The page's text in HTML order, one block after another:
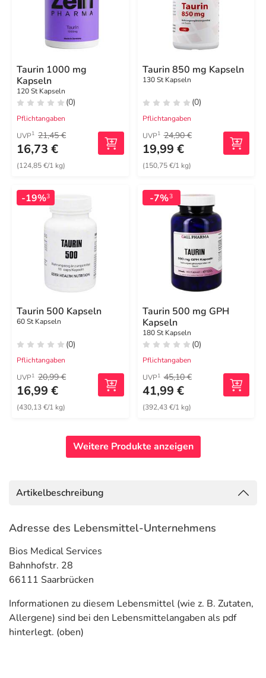
Taurin 1000 mg
Kapseln
120 St Kapseln
(0)
Pflichtangaben
UVP1 21,45 €
16,73 €
(124,85 €/1 kg)
Taurin 850 mg Kapseln
130 St Kapseln
(0)
Pflichtangaben
UVP1 24,90 €
19,99 €
(150,75 €/1 kg)
-19%3
Taurin 500 Kapseln
60 St Kapseln
(0)
Pflichtangaben
UVP1 20,99 €
16,99 €
(430,13 €/1 kg)
-7%3
Taurin 500 mg GPH
Kapseln
180 St Kapseln
(0)
Pflichtangaben
UVP1 45,10 €
41,99 €
(392,43 €/1 kg)
Weitere Produkte anzeigen
Artikelbeschreibung
Adresse des Lebensmittel-Unternehmens
Bios Medical Services
Bahnhofstr. 28
66111 Saarbrücken
Informationen zu diesem Lebensmittel (wie z. B. Zutaten,
Allergene) sind bei den Lebensmittelangaben als pdf
hinterlegt. (oben)